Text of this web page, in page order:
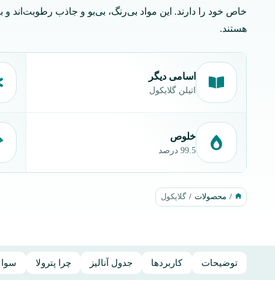
خاص خود را دارند. این مواد بی‌رنگ، بی‌بو و جاذب رطوبت‌اند و
هستند.
اسامی دیگر
اتیلن گلایکول
خلوص
99.5 درصد
/ محصولات / گلایکول‌
توضیحات کاربردها جدول آنالیز چرا پترولا